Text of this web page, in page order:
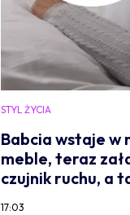
STYL ŻYCIA
Babcia wstaje w
meble, teraz
czujnik ruchu, a
17:03